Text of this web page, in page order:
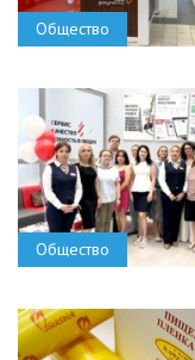
Общество
Общество